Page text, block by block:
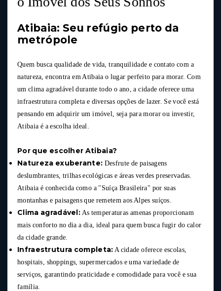
Atibaia: Seu refúgio perto da
metrópole
Quem busca qualidade de vida, tranquilidade e contato com a
natureza, encontra em Atibaia o lugar perfeito para morar. Com
um clima agradável durante todo o ano, a cidade oferece uma
infraestrutura completa e diversas opções de lazer. Se você está
pensando em adquirir um imóvel, seja para morar ou investir,
Atibaia é a escolha ideal.
Por que escolher Atibaia?
Natureza exuberante: Desfrute de paisagens
deslumbrantes, trilhas ecológicas e áreas verdes preservadas.
Atibaia é conhecida como a "Suíça Brasileira" por suas
montanhas e paisagens que remetem aos Alpes suíços.
Clima agradável: As temperaturas amenas proporcionam
mais conforto no dia a dia, ideal para quem busca fugir do calor
da cidade grande.
Infraestrutura completa: A cidade oferece escolas,
hospitais, shoppings, supermercados e uma variedade de
serviços, garantindo praticidade e comodidade para você e sua
família.